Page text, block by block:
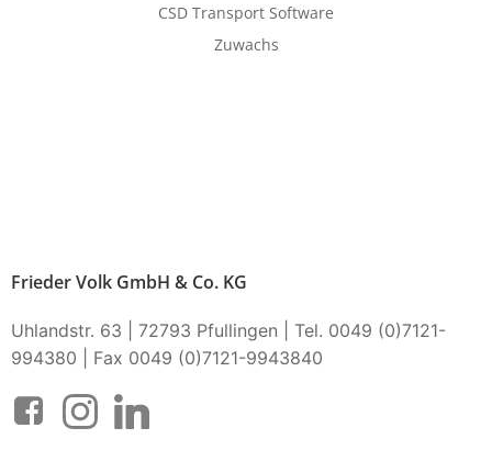
CSD Transport Software
Zuwachs
Frieder Volk GmbH & Co. KG
Uhlandstr. 63 | 72793 Pfullingen | Tel. 0049 (0)7121-
994380 | Fax 0049 (0)7121-9943840